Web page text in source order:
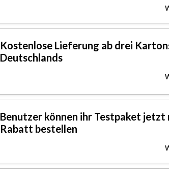
Kostenlose Lieferung ab drei
Deutschlands
Benutzer können ihr Testpaket jetzt
Rabatt bestellen